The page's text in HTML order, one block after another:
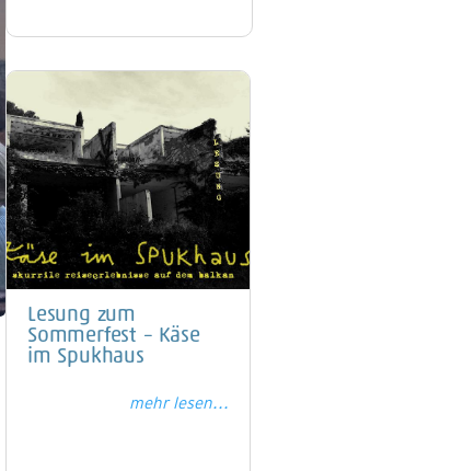
Lesung zum
Sommerfest – Käse
im Spukhaus
mehr lesen...